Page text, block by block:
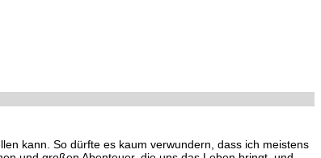
kann. So dürfte es kaum verwundern, dass ich meistens